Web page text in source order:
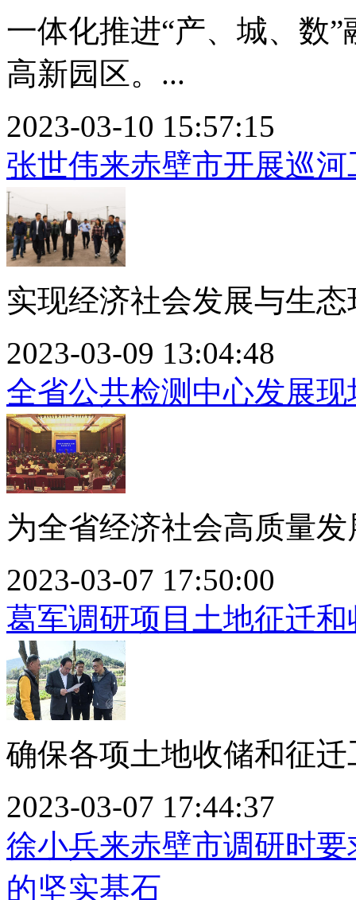
一体化推进“产、城、数
高新园区。...
2023-03-10 15:57:15
张世伟来赤壁市开展巡河
实现经济社会发展与生
2023-03-09 13:04:48
全省公共检测中心发展
为全省经济社会高质量
2023-03-07 17:50:00
葛军调研项目土地征迁
确保各项土地收储和征
2023-03-07 17:44:37
徐小兵来赤壁市调研时
的坚实基石